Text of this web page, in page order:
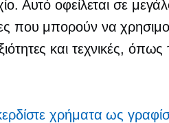
Αυτό οφείλεται σε
που μπορούν να
και τεχνικές,
χρήματα ως